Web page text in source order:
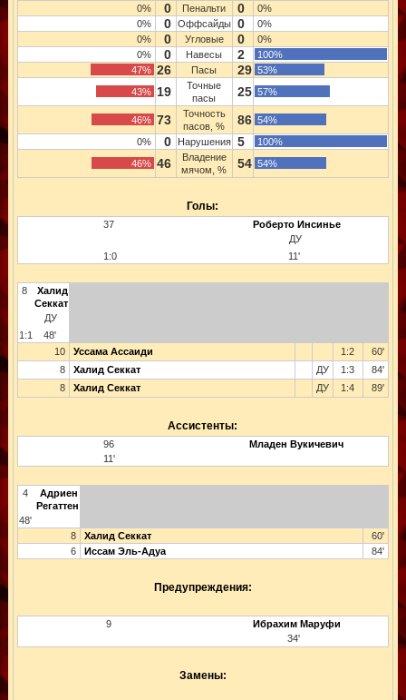
0%
0 Пенальти 0
0%
0%
0 Оффсайды 0
0%
0%
0 Угловые 0
0%
0%
0 Навесы 2
100%
47% 26 Пасы 29 53%
43% 19
Точные
пасы
25 57%
46% 73
Точность
пасов, %
86 54%
0%
0 Нарушения 5
100%
46% 46
Владение
мячом, %
54 54%
Голы:
37
Роберто Инсинье
ДУ
1:0
11'
8
Халид
Секкат
ДУ
1:1
48'
10
Уссама Ассаиди 1:2
60'
8
Халид Секкат ДУ 1:3
84'
8
Халид Секкат ДУ 1:4 89'
Ассистенты:
96
Младен Вукичевич
11'
4
Адриен
Регаттен
48'
8
Халид Секкат
60'
6
Иссам Эль-Адуа 84'
Предупреждения:
9
Ибрахим Маруфи
34'
Замены: